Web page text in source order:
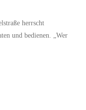
herrscht
und bedienen. „Wer